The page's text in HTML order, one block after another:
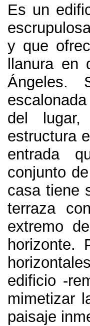
Es un
y que
llanura
Ángeles.
del
estructura
entrada
conjunto
casa tiene
terraza
extremo
horizonte.
edificio -
mimetizar
paisaje